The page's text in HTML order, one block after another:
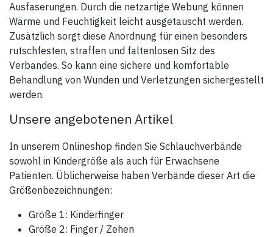
Ausfaserungen. Durch die netzartige Webung können
Wärme und Feuchtigkeit leicht ausgetauscht werden.
Zusätzlich sorgt diese Anordnung für einen besonders
rutschfesten, straffen und faltenlosen Sitz des
Verbandes. So kann eine sichere und komfortable
Behandlung von Wunden und Verletzungen sichergestellt
werden.
Unsere angebotenen Artikel
In unserem Onlineshop finden Sie Schlauchverbände
sowohl in Kindergröße als auch für Erwachsene
Patienten. Üblicherweise haben Verbände dieser Art die
Größenbezeichnungen:
Größe 1: Kinderfinger
Größe 2: Finger / Zehen